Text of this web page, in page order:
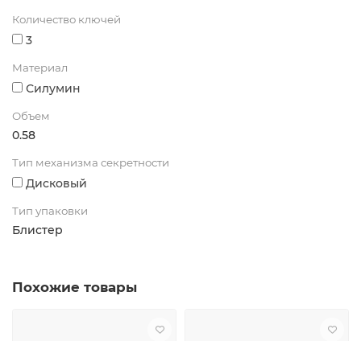
Количество ключей
3
Материал
Силумин
Объем
0.58
Тип механизма секретности
Дисковый
Тип упаковки
Блистер
Похожие товары